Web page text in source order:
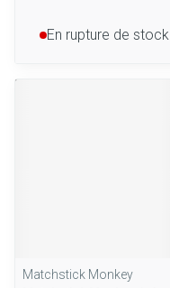
En rupture de stock
Matchstick Monkey